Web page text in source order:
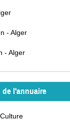
- Alger
- Alger
de l'annuaire